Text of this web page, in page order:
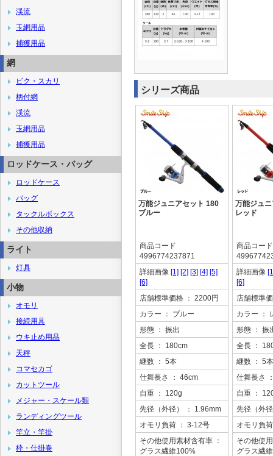
シリーズ商品
万能ジュニアセット 180
ブルー
商品コード
4996774237871
詳細画像 [1] [2] [3] [4] [5]
[6]
店舗標準価格 ： 2200円
カラー
： ブルー
形態 ： 振出
全長 ： 180cm
継数 ： 5本
仕舞長さ
： 46cm
自重 ： 120g
先径（外径）
： 1.96mm
オモリ負荷 ： 3-12号
その他使用素材含有率 ：
グラス繊維100%
万能ジュ
レッド
商品コード
詳細画像
[6]
店舗標準
カラー
：
形態 ： 振
全長 ：
継数 ： 5本
仕舞長さ
自重 ：
先径（外
オモリ負荷
その他使
グラス繊
渓流
玉網用品
捕獲用品
網
ビク・スカリ
柄付網
渓流
玉網用品
捕獲用品
ロッドケース・バッグ
ロッドケース
バッグ
タックルボックス
その他収納
ライト
灯具
小物
オモリ
接続用具
ウキ止め用品
天秤
コマセカゴ
カットツール
メジャー・スケール類
ランディングツール
竿立・竿掛
枠・仕掛巻